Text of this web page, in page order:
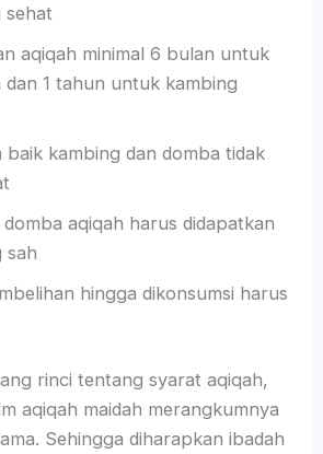
sehat
aqiqah minimal 6 bulan untuk
dan 1 tahun untuk kambing
baik kambing dan domba tidak
aqiqah harus didapatkan
sah
hingga dikonsumsi harus
rinci tentang syarat aqiqah,
aqiqah maidah merangkumnya
Sehingga diharapkan ibadah